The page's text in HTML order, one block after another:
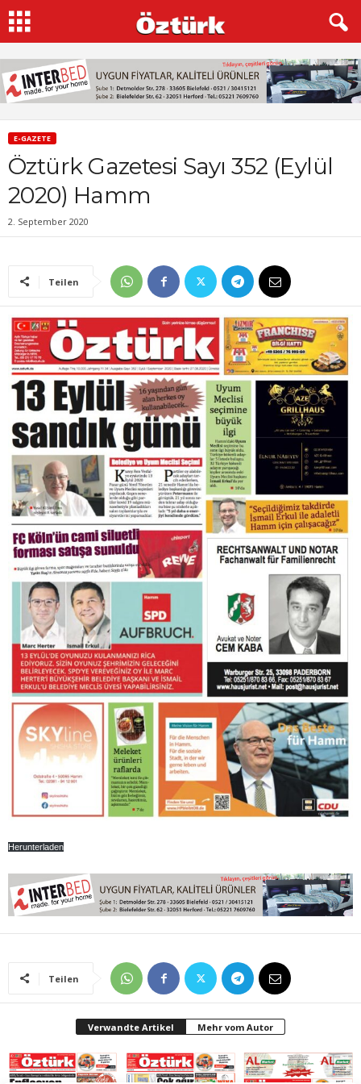
E-GAZETE
Öztürk Gazetesi Sayı 352 (Eylül
2020) Hamm
2. September 2020
Teilen
Herunterladen
Teilen
Verwandte Artikel Mehr vom Autor